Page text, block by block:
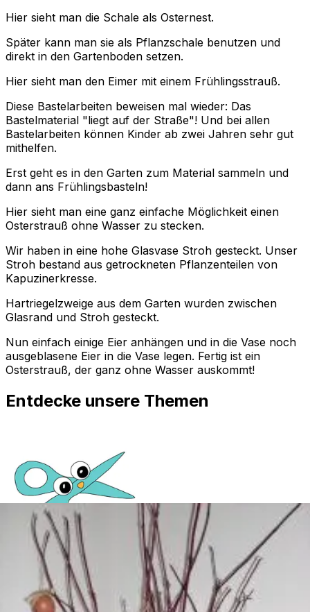
Hier sieht man die Schale als Osternest.
Später kann man sie als Pflanzschale benutzen und
direkt in den Gartenboden setzen.
Hier sieht man den Eimer mit einem Frühlingsstrauß.
Diese Bastelarbeiten beweisen mal wieder: Das
Bastelmaterial "liegt auf der Straße"! Und bei allen
Bastelarbeiten können Kinder ab zwei Jahren sehr gut
mithelfen.
Erst geht es in den Garten zum Material sammeln und
dann ans Frühlingsbasteln!
Hier sieht man eine ganz einfache Möglichkeit einen
Osterstrauß ohne Wasser zu stecken.
Wir haben in eine hohe Glasvase Stroh gesteckt. Unser
Stroh bestand aus getrockneten Pflanzenteilen von
Kapuzinerkresse.
Hartriegelzweige aus dem Garten wurden zwischen
Glasrand und Stroh gesteckt.
Nun einfach einige Eier anhängen und in die Vase noch
ausgeblasene Eier in die Vase legen. Fertig ist ein
Osterstrauß, der ganz ohne Wasser auskommt!
Entdecke unsere Themen
Basteln